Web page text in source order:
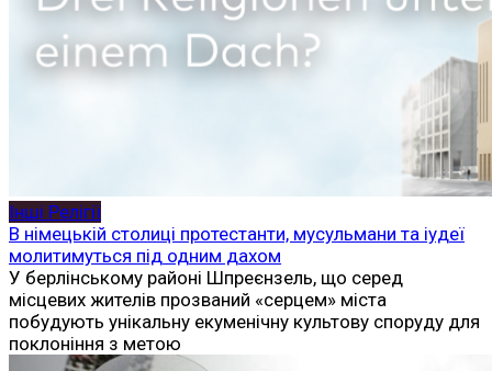
Інші Релігії
В німецькій столиці протестанти, мусульмани та іудеї
молитимуться під одним дахом
У берлінському районі Шпреєнзель, що серед
місцевих жителів прозваний «серцем» міста
побудують унікальну екуменічну культову споруду для
поклоніння з метою